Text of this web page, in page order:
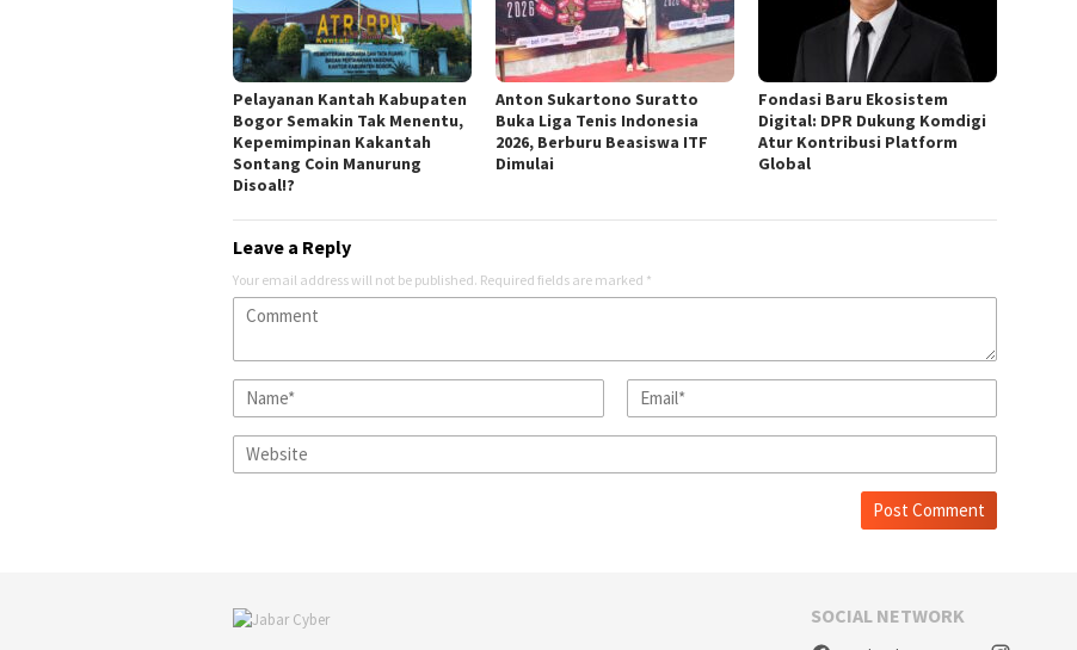
Pelayanan Kantah Kabupaten
Bogor Semakin Tak Menentu,
Kepemimpinan Kakantah
Sontang Coin Manurung
Disoal!?
Anton Sukartono Suratto
Buka Liga Tenis Indonesia
2026, Berburu Beasiswa ITF
Dimulai
Fondasi Baru Ekosistem
Digital: DPR Dukung Komdigi
Atur Kontribusi Platform
Global
Leave a Reply
Your email address will not be published. Required fields are marked *
SOCIAL NETWORK